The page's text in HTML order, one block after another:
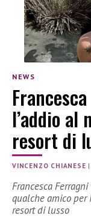
NEWS
l’addio
resort di
VINCENZO CHIANESE |
Francesca
qualche amico
resort di lusso